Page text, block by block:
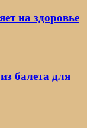
на здоровье
балета для